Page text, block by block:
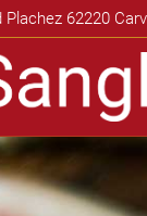
Plachez 62220